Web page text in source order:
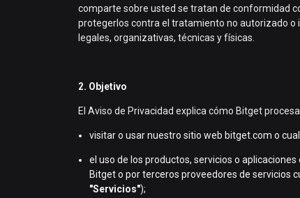
comparte sobre usted se tratan de conformidad
protegerlos contra el tratamiento no autorizado o
legales, organizativas, técnicas y físicas.
2. Objetivo
El Aviso de Privacidad explica cómo Bitget
visitar o usar nuestro sitio web bitget.com o
el uso de los productos, servicios o
Bitget o por terceros proveedores de servicios
"Servicios");